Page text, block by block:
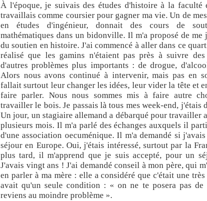
À l'époque, je suivais des études d'histoire à la faculté
travaillais comme coursier pour gagner ma vie. Un de
en études d'ingénieur, donnait des cours de
mathématiques dans un bidonville. Il m'a proposé de
du soutien en histoire. J'ai commencé à aller dans ce
réalisé que les gamins n'étaient pas près à suivre
d'autres problèmes plus importants : de drogue,
Alors nous avons continué à intervenir, mais pas en
fallait surtout leur changer les idées, leur vider la tête et
faire parler. Nous nous sommes mis à faire autre
travailler le bois. Je passais là tous mes week-end, j'étais
Un jour, un stagiaire allemand a débarqué pour travailler
plusieurs mois. Il m'a parlé des échanges auxquels il
d'une association oecuménique. Il m'a demandé si
séjour en Europe. Oui, j'étais intéressé, surtout par la
plus tard, il m'apprend que je suis accepté, pour un
J'avais vingt ans ! J'ai demandé conseil à mon père, qui
en parler à ma mère : elle a considéré que c'était une
avait qu'un seule condition : « on ne te posera pas de
reviens au moindre problème ».